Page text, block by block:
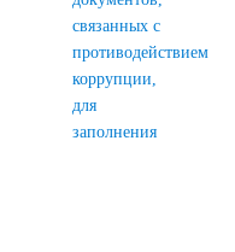
связанных с
противодействием
коррупции,
для
заполнения